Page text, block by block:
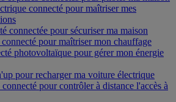
connecté pour maîtriser mes
connectée pour sécuriser ma maison
pour maîtriser mon chauffage
photovoltaïque pour gérer mon énergie
pour recharger ma voiture électrique
pour contrôler à distance l'accès à